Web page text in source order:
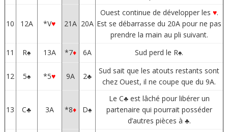
10 12A *V♥ 21A 20A
Ouest continue de développer les ♥.
Est se débarrasse du 20A pour ne pas
prendre la main au pli suivant.
11
R♠ 13A *7♦ 6A Sud perd le R♠.
12 5♠ *5♥ 9A 2♣
Sud sait que les atouts restants sont
chez Ouest, il ne coupe que du 9A.
13 C♣ 3A *8♦ D♠
Le C♣ est lâché pour libérer un
partenaire qui pourrait posséder
d’autres pièces à ♣.